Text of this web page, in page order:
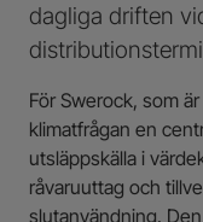
dagliga driften
För Swerock, som
klimatfrågan en
utsläppskälla i
råvaruuttag och
slutanvändning.